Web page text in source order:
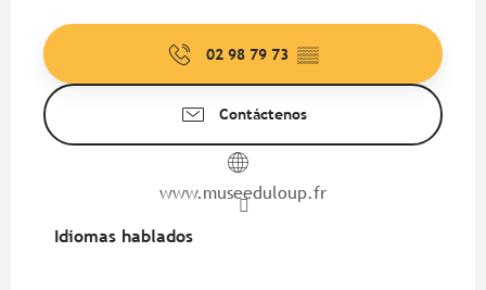
02 98 79 73 ▒▒
Contáctenos
www.museeduloup.fr
Idiomas hablados
Idiomas hablados